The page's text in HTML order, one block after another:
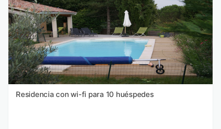
Residencia con wi-fi para 10 huéspedes